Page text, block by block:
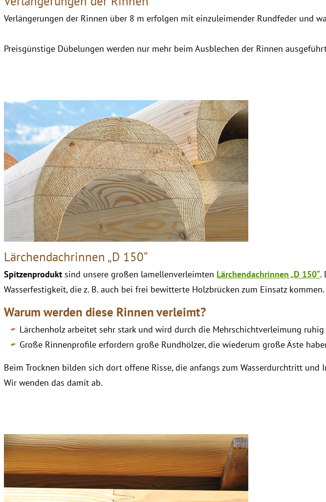
Verlängerungen der Rinnen über 8 m erfolgen mit einzuleimender Rundfeder und
Preisgünstige Dübelungen werden nur mehr beim Ausblechen der Rinnen
Lärchendachrinnen „D 150“
Spitzenprodukt sind unsere großen lamellenverleimten Lärchendachrinnen „D 150“.
Wasserfestigkeit, die z. B. auch bei frei bewitterte Holzbrücken zum Einsatz kommen.
Warum werden diese Rinnen verleimt?
Lärchenholz arbeitet sehr stark und wird durch die Mehrschichtverleimung
Große Rinnenprofile erfordern große Rundhölzer, die wiederum große Äste
Beim Trocknen bilden sich dort offene Risse, die anfangs zum Wasserdurchtritt und
Wir wenden das damit ab.